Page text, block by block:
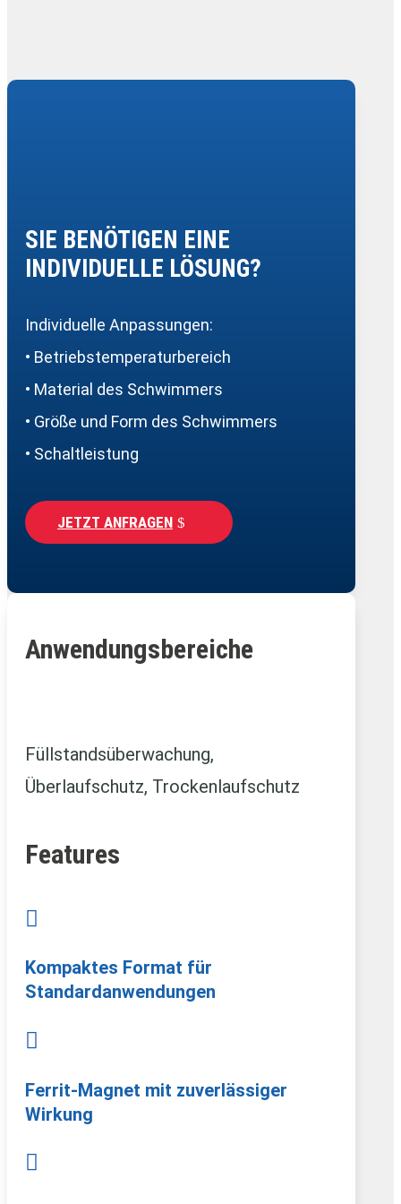
SIE BENÖTIGEN EINE
INDIVIDUELLE LÖSUNG?
Individuelle Anpassungen:
• Betriebstemperaturbereich
• Material des Schwimmers
• Größe und Form des Schwimmers
• Schaltleistung
JETZT ANFRAGEN
Anwendungsbereiche
Füllstandsüberwachung,
Überlaufschutz, Trockenlaufschutz
Features

Kompaktes Format für
Standardanwendungen

Ferrit-Magnet mit zuverlässiger
Wirkung
